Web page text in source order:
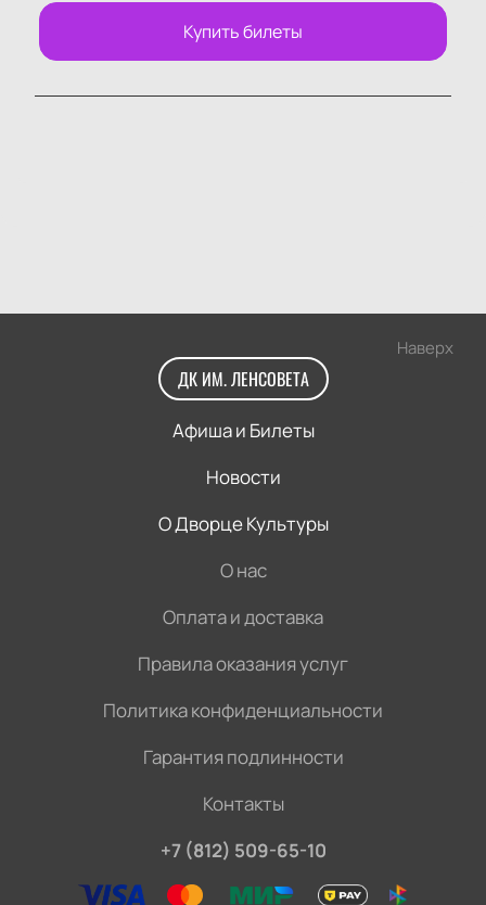
Купить билеты
Наверх
ДК ИМ. ЛЕНСОВЕТА
Афиша и Билеты
Новости
О Дворце Культуры
О нас
Оплата и доставка
Правила оказания услуг
Политика конфиденциальности
Гарантия подлинности
Контакты
+7 (812) 509-65-10